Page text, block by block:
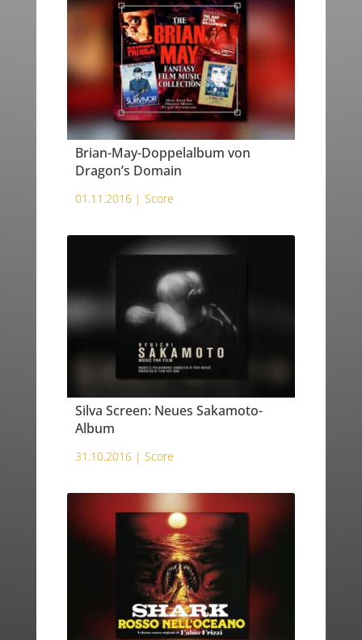
Brian-May-Doppelalbum von
Dragon’s Domain
01.11.2016 | Score
Silva Screen: Neues Sakamoto-
Album
31.10.2016 | Score